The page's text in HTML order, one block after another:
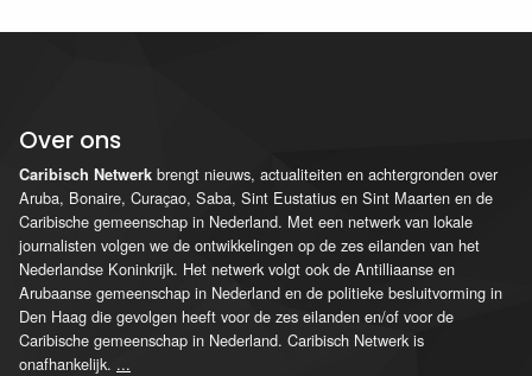
Over ons
Caribisch Netwerk brengt nieuws, actualiteiten en achtergronden over
Aruba, Bonaire, Curaçao, Saba, Sint Eustatius en Sint Maarten en de
Caribische gemeenschap in Nederland. Met een netwerk van lokale
journalisten volgen we de ontwikkelingen op de zes eilanden van het
Nederlandse Koninkrijk. Het netwerk volgt ook de Antilliaanse en
Arubaanse gemeenschap in Nederland en de politieke besluitvorming in
Den Haag die gevolgen heeft voor de zes eilanden en/of voor de
Caribische gemeenschap in Nederland. Caribisch Netwerk is
onafhankelijk. ...